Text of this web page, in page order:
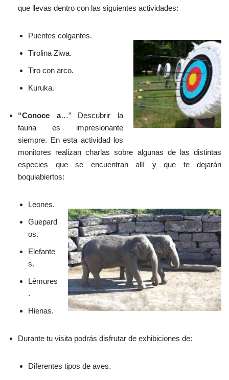
que llevas dentro con las siguientes actividades:
Puentes colgantes.
Tirolina Ziwa.
Tiro con arco.
Kuruka.
“Conoce a…” Descubrir la
fauna es impresionante
siempre. En esta actividad los
monitores realizan charlas sobre algunas de las distintas
especies que se encuentran allí y que te dejarán
boquiabiertos:
Leones.
Guepard
os.
Elefante
s.
Lémures
.
Hienas.
Durante tu visita podrás disfrutar de exhibiciones de:
Diferentes tipos de aves.